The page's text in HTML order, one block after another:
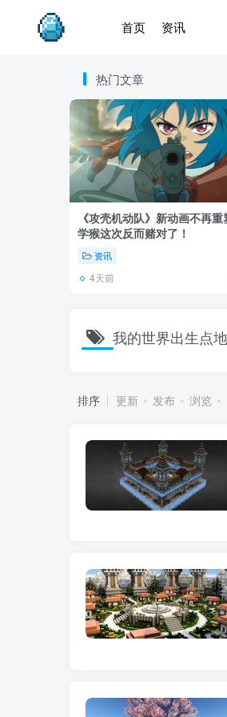
首页 资讯
热门文章
《攻壳机动队》新动画不再
学猴这次反而赌对了！
资讯
4天前
我的世界出生点
排序 更新 发布 浏览